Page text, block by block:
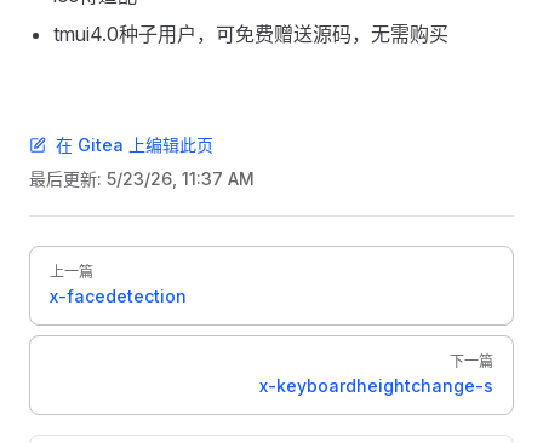
tmui4.0种子用户，可免费赠送源码，无需购买
在 Gitea 上编辑此页
最后更新: 5/23/26, 11:37 AM
Pager
上一篇
x-facedetection
下一篇
x-keyboardheightchange-s